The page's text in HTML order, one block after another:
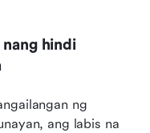
nang hindi
ng
ang labis na